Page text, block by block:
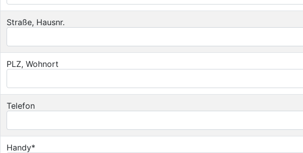
Straße, Hausnr.
PLZ, Wohnort
Telefon
Handy*